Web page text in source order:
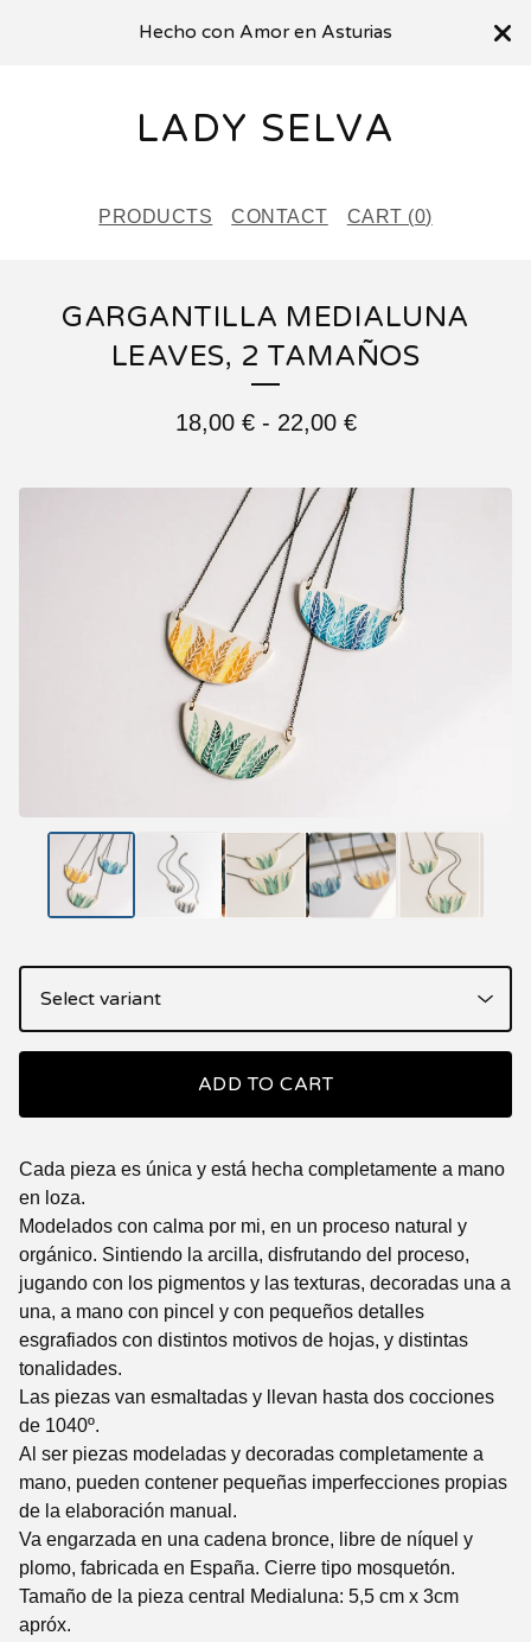
Hecho con Amor en Asturias
LADY SELVA
PRODUCTS CONTACT CART (0)
GARGANTILLA MEDIALUNA
LEAVES, 2 TAMAÑOS
18,00 €- 22,00 €
ADD TO CART
Cada pieza es única y está hecha completamente a mano
en loza.
Modelados con calma por mi, en un proceso natural y
orgánico. Sintiendo la arcilla, disfrutando del proceso,
jugando con los pigmentos y las texturas, decoradas una a
una, a mano con pincel y con pequeños detalles
esgrafiados con distintos motivos de hojas, y distintas
tonalidades.
Las piezas van esmaltadas y llevan hasta dos cocciones
de 1040º.
Al ser piezas modeladas y decoradas completamente a
mano, pueden contener pequeñas imperfecciones propias
de la elaboración manual.
Va engarzada en una cadena bronce, libre de níquel y
plomo, fabricada en España. Cierre tipo mosquetón.
Tamaño de la pieza central Medialuna: 5,5 cm x 3cm
apróx.